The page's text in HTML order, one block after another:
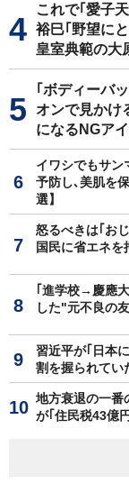
これで｢愛子
裕巳｢野望に
皇室典範の大
｢ボディーバ
オンで見かけ
になるNGア
イワシでもサン
予防し､美肌を
選】
怒るべきは｢お
国民に省エネを
｢進学校→慶應
した"元不良の
習近平が｢日本
割を握られて
地方衰退の一番
が｢住民税43億